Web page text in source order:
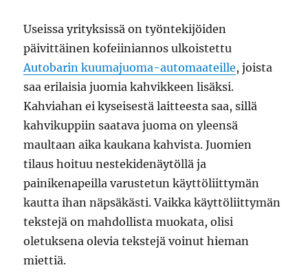
Useissa yrityksissä on työntekijöiden
päivittäinen kofeiiniannos ulkoistettu
Autobarin kuumajuoma-automaateille, joista
saa erilaisia juomia kahvikkeen lisäksi.
Kahviahan ei kyseisestä laitteesta saa, sillä
kahvikuppiin saatava juoma on yleensä
maultaan aika kaukana kahvista. Juomien
tilaus hoituu nestekidenäytöllä ja
painikenapeilla varustetun käyttöliittymän
kautta ihan näpsäkästi. Vaikka käyttöliittymän
tekstejä on mahdollista muokata, olisi
oletuksena olevia tekstejä voinut hieman
miettiä.